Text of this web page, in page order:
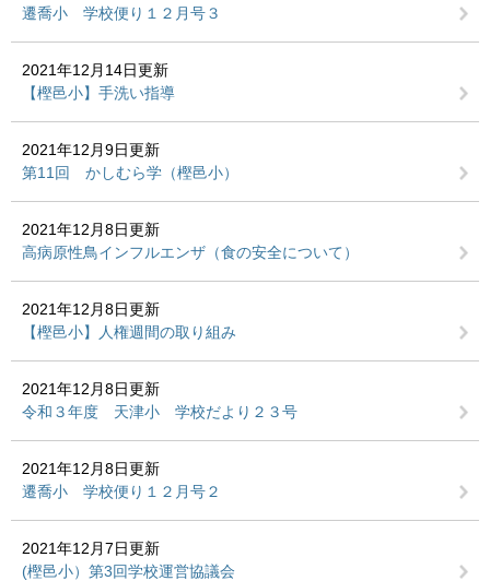
遷喬小 学校便り１２月号３
2021年12月14日更新
【樫邑小】手洗い指導
2021年12月9日更新
第11回 かしむら学（樫邑小）
2021年12月8日更新
高病原性鳥インフルエンザ（食の安全について）
2021年12月8日更新
【樫邑小】人権週間の取り組み
2021年12月8日更新
令和３年度 天津小 学校だより２３号
2021年12月8日更新
遷喬小 学校便り１２月号２
2021年12月7日更新
(樫邑小）第3回学校運営協議会